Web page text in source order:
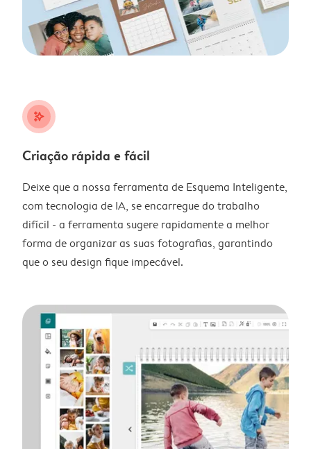
stars_plus
Criação rápida e fácil
Deixe que a nossa ferramenta de Esquema Inteligente,
com tecnologia de IA, se encarregue do trabalho
difícil - a ferramenta sugere rapidamente a melhor
forma de organizar as suas fotografias, garantindo
que o seu design fique impecável.